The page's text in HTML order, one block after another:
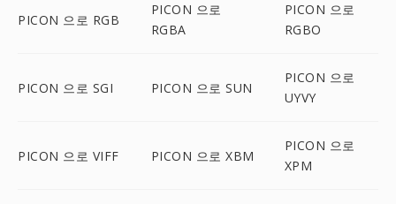
PICON 으로 RGB
PICON 으로
RGBA
PICON 으로
RGBO
PICON 으로 SGI PICON 으로 SUN
PICON 으로
UYVY
PICON 으로 VIFF PICON 으로 XBM
PICON 으로
XPM